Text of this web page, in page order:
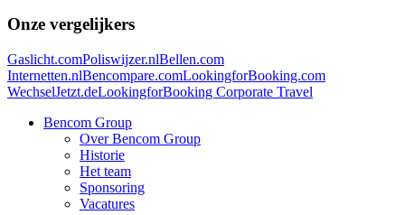
Onze vergelijkers
Gaslicht.comPoliswijzer.nlBellen.com
Internetten.nlBencompare.comLookingforBooking.com
WechselJetzt.deLookingforBooking Corporate Travel
Bencom Group
Over Bencom Group
Historie
Het team
Sponsoring
Vacatures